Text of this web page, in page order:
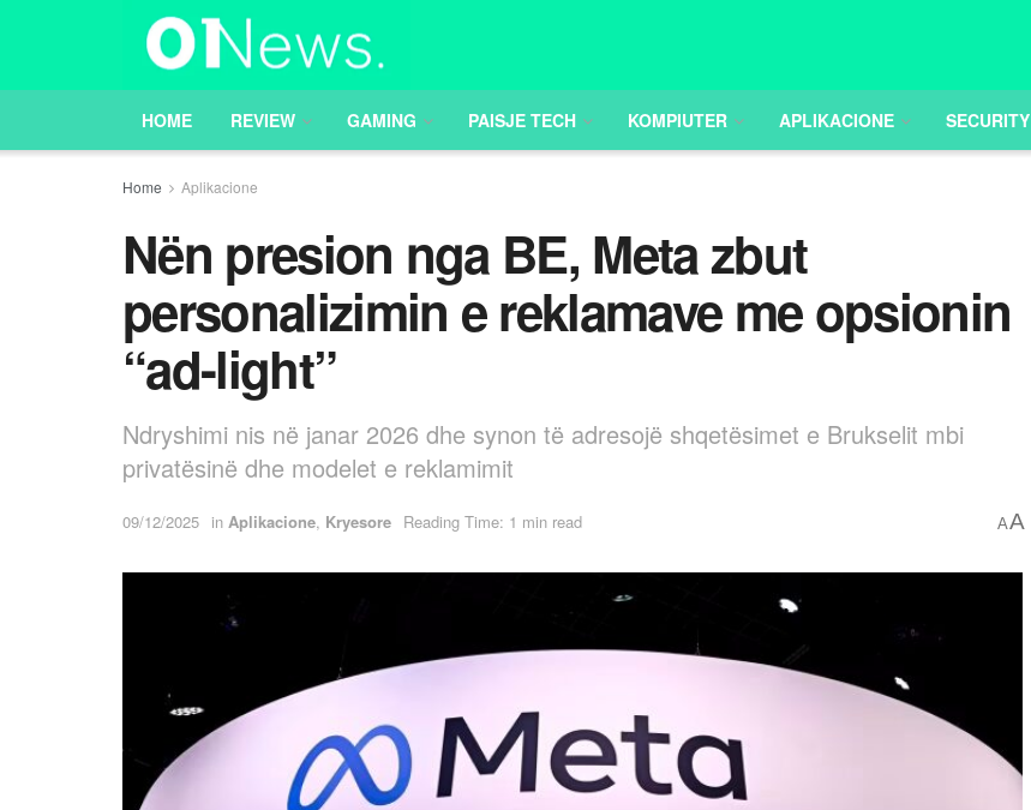
HOME REVIEW GAMING PAISJE TECH KOMPIUTER APLIKACIONE SECURITY
Home Aplikacione
Nën presion nga BE, Meta zbut
personalizimin e reklamave me opsionin
“ad-light”
Ndryshimi nis në janar 2026 dhe synon të adresojë shqetësimet e Brukselit mbi
privatësinë dhe modelet e reklamimit
09/12/2025 in Aplikacione, Kryesore Reading Time: 1 min read AA